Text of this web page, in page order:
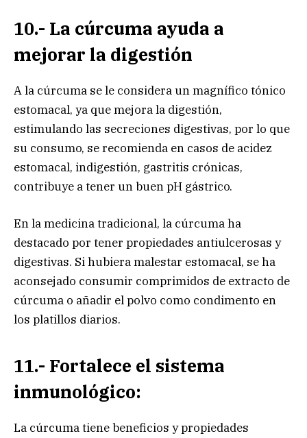
10.- La cúrcuma ayuda a
mejorar la digestión
A la cúrcuma se le considera un magnífico tónico
estomacal, ya que mejora la digestión,
estimulando las secreciones digestivas, por lo que
su consumo, se recomienda en casos de acidez
estomacal, indigestión, gastritis crónicas,
contribuye a tener un buen pH gástrico.
En la medicina tradicional, la cúrcuma ha
destacado por tener propiedades antiulcerosas y
digestivas. Si hubiera malestar estomacal, se ha
aconsejado consumir comprimidos de extracto de
cúrcuma o añadir el polvo como condimento en
los platillos diarios.
11.- Fortalece el sistema
inmunológico:
La cúrcuma tiene beneficios y propiedades